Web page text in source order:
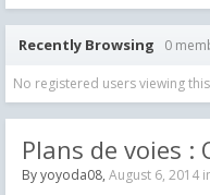
Recently Browsing 0
No registered users viewing
Plans de voies :
Byyoyoda08, August 6, 2014